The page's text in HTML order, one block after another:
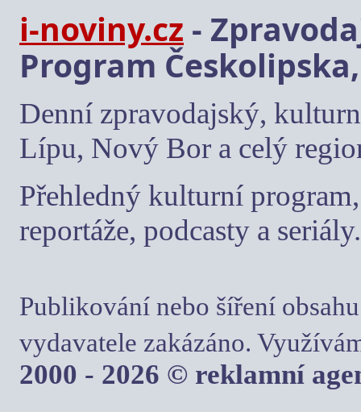
i-noviny.cz -
Program
Denní zpravodajský,
Lípu, Nový Bor a celý
Přehledný kulturní
reportáže, podcasty a seriály.
Publikování nebo šíření
vydavatele zakázáno.
2000 - 2026 © reklamní